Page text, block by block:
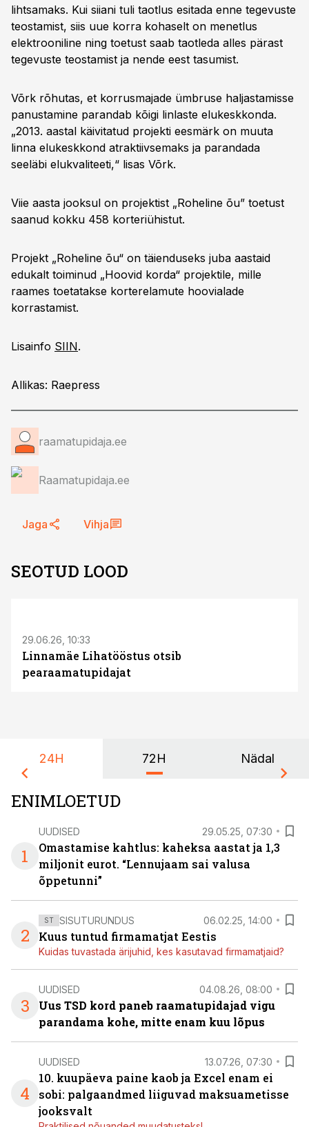
lihtsamaks. Kui siiani tuli taotlus esitada enne tegevuste
teostamist, siis uue korra kohaselt on menetlus
elektrooniline ning toetust saab taotleda alles pärast
tegevuste teostamist ja nende eest tasumist.
Võrk rõhutas, et korrusmajade ümbruse haljastamisse
panustamine parandab kõigi linlaste elukeskkonda.
„2013. aastal käivitatud projekti eesmärk on muuta
linna elukeskkond atraktiivsemaks ja parandada
seeläbi elukvaliteeti,“ lisas Võrk.
Viie aasta jooksul on projektist „Roheline õu” toetust
saanud kokku 458 korteriühistut.
Projekt „Roheline õu“ on täienduseks juba aastaid
edukalt toiminud „Hoovid korda“ projektile, mille
raames toetatakse korterelamute hoovialade
korrastamist.
Lisainfo SIIN.
Allikas: Raepress
raamatupidaja.ee
Raamatupidaja.ee
Jaga Vihja
SEOTUD LOOD
29.06.26, 10:33
Linnamäe Lihatööstus otsib
pearaamatupidajat
24H 72H Nädal
ENIMLOETUD
1
UUDISED 29.05.25, 07:30
Omastamise kahtlus: kaheksa aastat ja 1,3
miljonit eurot. “Lennujaam sai valusa
õppetunni”
2
ST SISUTURUNDUS 06.02.25, 14:00
Kuus tuntud firmamatjat Eestis
Kuidas tuvastada ärijuhid, kes kasutavad firmamatjaid?
3
UUDISED 04.08.26, 08:00
Uus TSD kord paneb raamatupidajad vigu
parandama kohe, mitte enam kuu lõpus
4
UUDISED 13.07.26, 07:30
10. kuupäeva paine kaob ja Excel enam ei
sobi: palgaandmed liiguvad maksuametisse
jooksvalt